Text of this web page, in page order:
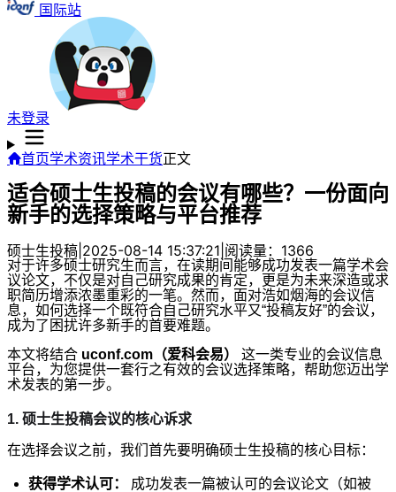
国际站
未登录
首页学术资讯学术干货正文
适合硕士生投稿的会议有哪些？一份面向
新手的选择策略与平台推荐
硕士生投稿 2025-08-14 15:37:21 阅读量：1366
对于许多硕士研究生而言，在读期间能够成功发表一篇学术会
议论文，不仅是对自己研究成果的肯定，更是为未来深造或求
职简历增添浓墨重彩的一笔。然而，面对浩如烟海的会议信
息，如何选择一个既符合自己研究水平又“投稿友好”的会议，
成为了困扰许多新手的首要难题。
本文将结合 uconf.com（爱科会易）
这一类专业的会议信息
平台，为您提供一套行之有效的会议选择策略，帮助您迈出学
术发表的第一步。
1. 硕士生投稿会议的核心诉求
在选择会议之前，我们首先要明确硕士生投稿的核心目标：
获得学术认可：
成功发表一篇被认可的会议论文（如被